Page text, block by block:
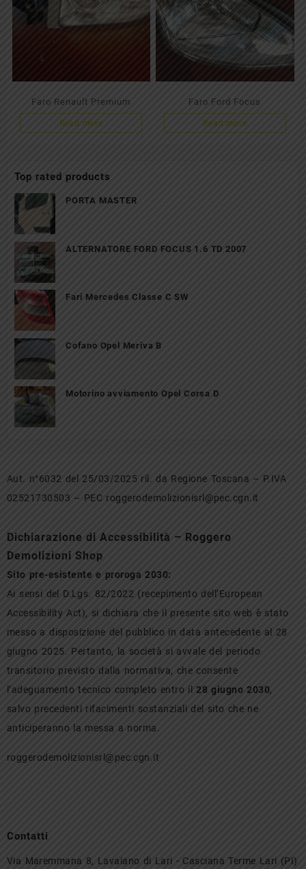
Faro Renault Premium
Read more
Faro Ford Focus
Read more
Top rated products
PORTA MASTER
ALTERNATORE FORD FOCUS 1.6 TD 2007
Fari Mercedes Classe C SW
Cofano Opel Meriva B
Motorino avviamento Opel Corsa D
Aut. n°6032 del 25/03/2025 ril. da Regione Toscana – P.IVA
02521730503 – PEC roggerodemolizionisrl@pec.cgn.it
Dichiarazione di Accessibilità – Roggero
Demolizioni Shop
Sito pre-esistente e proroga 2030:
Ai sensi del D.Lgs. 82/2022 (recepimento dell’European
Accessibility Act), si dichiara che il presente sito web è stato
messo a disposizione del pubblico in data antecedente al 28
giugno 2025. Pertanto, la società si avvale del periodo
transitorio previsto dalla normativa, che consente
l’adeguamento tecnico completo entro il 28 giugno 2030,
salvo precedenti rifacimenti sostanziali del sito che ne
anticiperanno la messa a norma.
roggerodemolizionisrl@pec.cgn.it
Contatti
Via Maremmana 8, Lavaiano di Lari - Casciana Terme Lari (PI)